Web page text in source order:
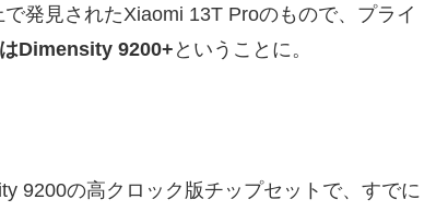
発見されたXiaomi 13T Proのもので、プライ
Dimensity 9200+ ということに。
9200の高クロック版チップセットで、すでに